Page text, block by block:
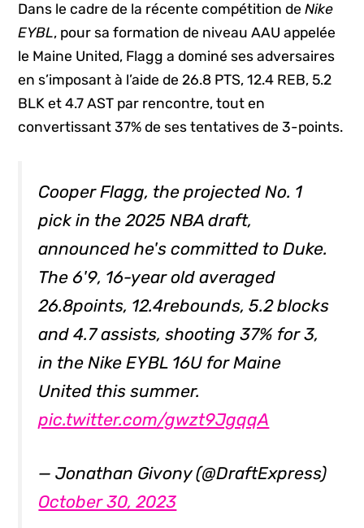
Dans le cadre de la récente compétition deNike
EYBL, pour sa formation de niveau AAU appelée
le Maine United, Flagg a dominé ses adversaires
en s’imposant à l’aide de 26.8 PTS, 12.4 REB, 5.2
BLK et 4.7 AST par rencontre, tout en
convertissant 37% de ses tentatives de 3-points.
Cooper Flagg, the projected No. 1
pick in the 2025 NBA draft,
announced he's committed to Duke.
The 6'9, 16-year old averaged
26.8points, 12.4rebounds, 5.2 blocks
and 4.7 assists, shooting 37% for 3,
in the Nike EYBL 16U for Maine
United this summer.
pic.twitter.com/gwzt9JgqqA
— Jonathan Givony (@DraftExpress)
October 30, 2023